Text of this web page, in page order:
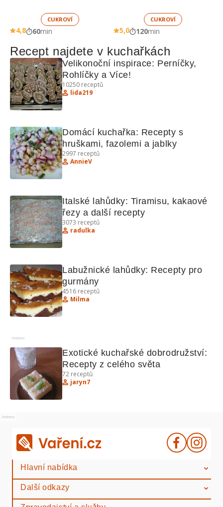
CUKROVÍ
4,8 60min
CUKROVÍ
5,0 120min
Recept najdete v kuchařkách
Velikonoční inspirace: Perníčky,
Rohlíčky a Více!
10250 receptů
lida219
Domácí kuchařka: Recepty s
hruškami, fazolemi a jablky
2997 receptů
AnnieV
Italské lahůdky: Tiramisu, kakaové
řezy a další recepty
3073 receptů
radulka
Labužnické lahůdky: Recepty pro
gurmány
4516 receptů
Milma
Reklama
Exotické kuchařské dobrodružství:
Recepty z celého světa
72 receptů
jaryn7
Reklama
Hlavní nabídka
Další odkazy